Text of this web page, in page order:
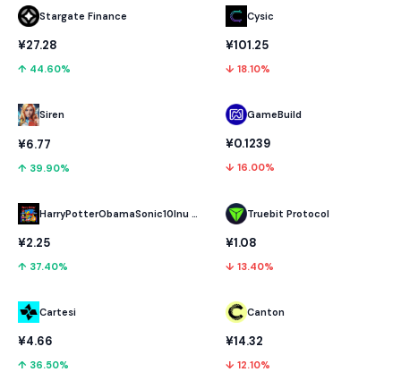
Stargate Finance
¥27.28
↑ 44.60%
Siren
¥6.77
↑ 39.90%
HarryPotterObamaSonic10Inu (ETH)
¥2.25
↑ 37.40%
Cartesi
¥4.66
↑ 36.50%
Cysic
¥101.25
↓ 18.10%
GameBuild
¥0.1239
↓ 16.00%
Truebit Protocol
¥1.08
↓ 13.40%
Canton
¥14.32
↓ 12.10%